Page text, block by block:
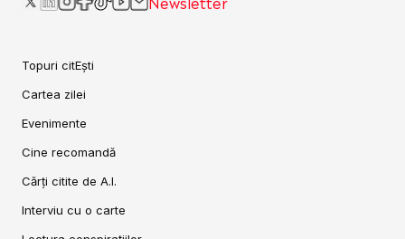
Topuri citEști
Cartea zilei
Evenimente
Cine recomandă
Cărți citite de A.I.
Interviu cu o carte